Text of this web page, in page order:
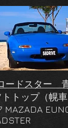
ードスター
トトップ（幌
MAZADA